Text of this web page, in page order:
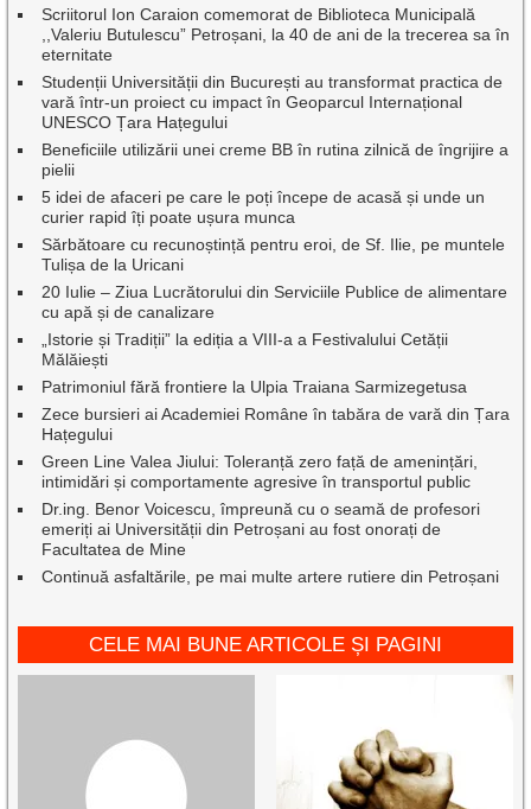
Scriitorul Ion Caraion comemorat de Biblioteca Municipală
,,Valeriu Butulescu” Petroșani, la 40 de ani de la trecerea sa în
eternitate
Studenții Universității din București au transformat practica de
vară într-un proiect cu impact în Geoparcul Internațional
UNESCO Țara Hațegului
Beneficiile utilizării unei creme BB în rutina zilnică de îngrijire a
pielii
5 idei de afaceri pe care le poți începe de acasă și unde un
curier rapid îți poate ușura munca
Sărbătoare cu recunoștință pentru eroi, de Sf. Ilie, pe muntele
Tulișa de la Uricani
20 Iulie – Ziua Lucrătorului din Serviciile Publice de alimentare
cu apă și de canalizare
„Istorie și Tradiții” la ediția a VIII-a a Festivalului Cetății
Mălăiești
Patrimoniul fără frontiere la Ulpia Traiana Sarmizegetusa
Zece bursieri ai Academiei Române în tabăra de vară din Țara
Hațegului
Green Line Valea Jiului: Toleranță zero față de amenințări,
intimidări și comportamente agresive în transportul public
Dr.ing. Benor Voicescu, împreună cu o seamă de profesori
emeriți ai Universității din Petroșani au fost onorați de
Facultatea de Mine
Continuă asfaltările, pe mai multe artere rutiere din Petroșani
CELE MAI BUNE ARTICOLE ȘI PAGINI